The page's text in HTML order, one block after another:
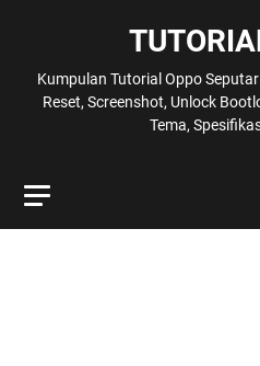
Kumpulan Tutorial Oppo
Reset, Screenshot, Unlock
Tema,